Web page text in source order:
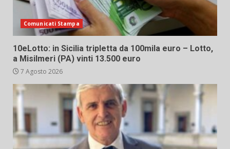
Comunicati Stampa
10eLotto: in Sicilia tripletta da 100mila euro – Lotto,
a Misilmeri (PA) vinti 13.500 euro
7 Agosto 2026